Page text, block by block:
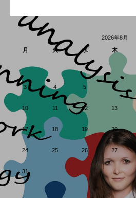
2026年8月
月
火 水 木
3 4 5 6
10 11 12 13
17 18 19 20
24 25 26 27
31